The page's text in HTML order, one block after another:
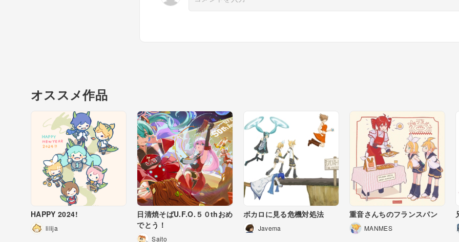
オススメ作品
HAPPY 2024!
lilija
日清焼そばU.F.O.５０thおめ
でとう！
Saito
ボカロに見る危機対処法
Javema
重音さんちのフランスパン
MANMES